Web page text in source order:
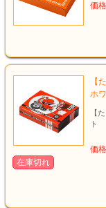
価
【
ホ
【
ト
価
在庫切れ